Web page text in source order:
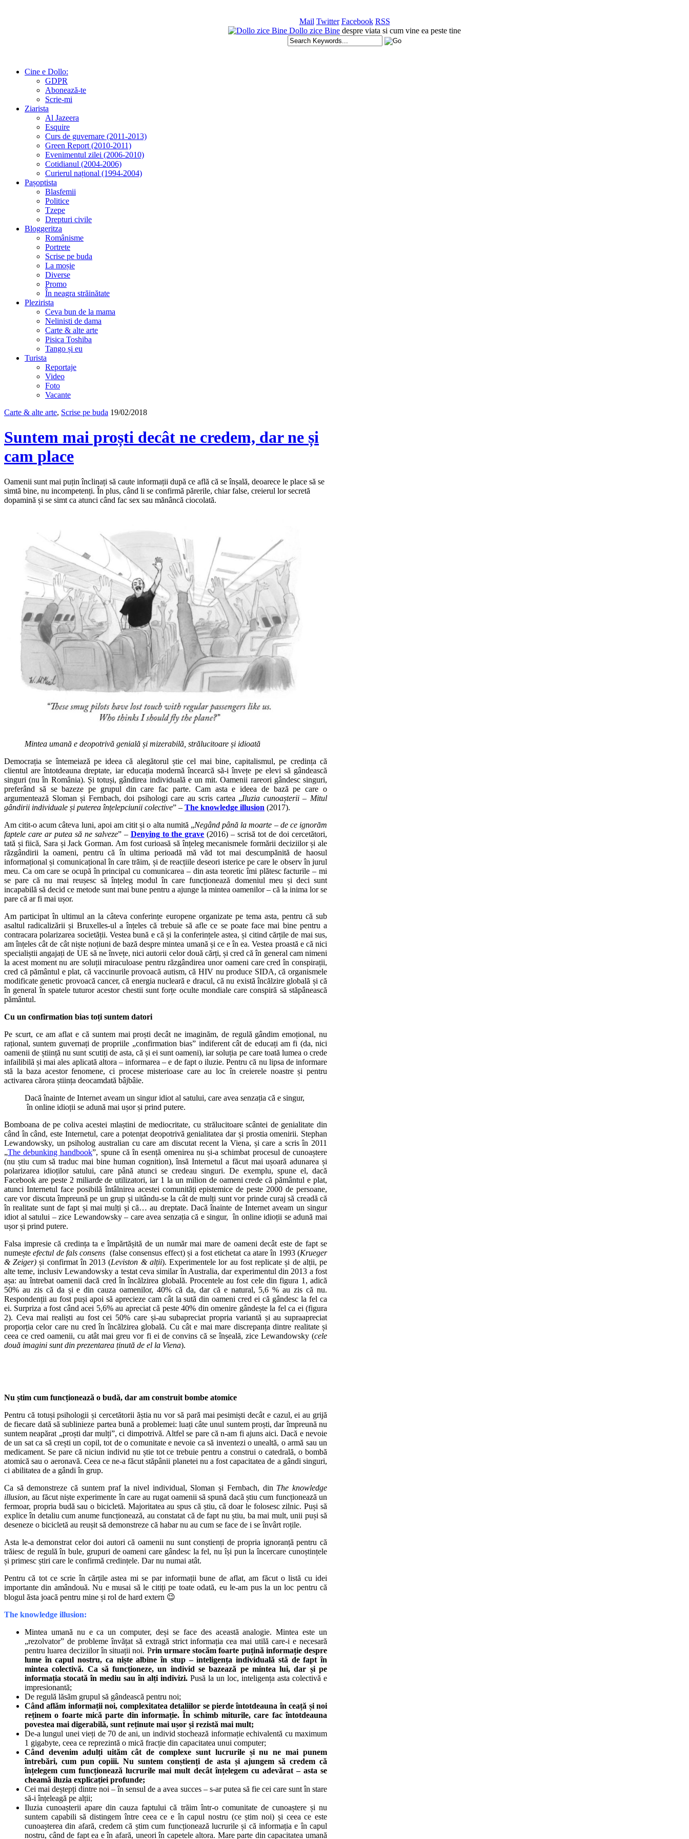
Mail Twitter Facebook RSS
Dollo zice Bine despre viata si cum vine ea peste tine
Cine e Dollo:
GDPR
Abonează-te
Scrie-mi
Ziarista
Al Jazeera
Esquire
Curs de guvernare (2011-2013)
Green Report (2010-2011)
Evenimentul zilei (2006-2010)
Cotidianul (2004-2006)
Curierul național (1994-2004)
Pașoptista
Blasfemii
Politice
Tzepe
Drepturi civile
Bloggeritza
Românisme
Portrete
Scrise pe buda
La moșie
Diverse
Promo
În neagra străinătate
Plezirista
Ceva bun de la mama
Nelinisti de dama
Carte & alte arte
Pisica Toshiba
Tango și eu
Turista
Reportaje
Video
Foto
Vacante
Carte & alte arte, Scrise pe buda 19/02/2018
Suntem mai proști decât ne credem, dar ne și
cam place
Oamenii sunt mai puțin înclinați să caute informații după ce află că se înșală, deoarece le place să se
simtă bine, nu incompetenți. În plus, când li se confirmă părerile, chiar false, creierul lor secretă
dopamină și se simt ca atunci când fac sex sau mănâncă ciocolată.
Mintea umană e deopotrivă genială și mizerabilă, strălucitoare și idioată
Democrația se întemeiază pe ideea că alegătorul știe cel mai bine, capitalismul, pe credința că
clientul are întotdeauna dreptate, iar educația modernă încearcă să-i învețe pe elevi să gândească
singuri (nu în România). Și totuși, gândirea individuală e un mit. Oamenii rareori gândesc singuri,
preferând să se bazeze pe grupul din care fac parte. Cam asta e ideea de bază pe care o
argumentează Sloman și Fernbach, doi psihologi care au scris cartea „Iluzia cunoașterii – Mitul
gândirii individuale și puterea înțelepciunii colective” – The knowledge illusion (2017).
Am citit-o acum câteva luni, apoi am citit și o alta numită „Negând până la moarte – de ce ignorăm
faptele care ar putea să ne salveze” – Denying to the grave (2016) – scrisă tot de doi cercetători,
tată și fiică, Sara și Jack Gorman. Am fost curioasă să înțeleg mecanismele formării deciziilor și ale
răzgândirii la oameni, pentru că în ultima perioadă mă văd tot mai descumpănită de haosul
informațional și comunicațional în care trăim, și de reacțiile deseori isterice pe care le observ în jurul
meu. Ca om care se ocupă în principal cu comunicarea – din asta teoretic îmi plătesc facturile – mi
se pare că nu mai reușesc să înțeleg modul în care funcționează domeniul meu și deci sunt
incapabilă să decid ce metode sunt mai bune pentru a ajunge la mintea oamenilor – că la inima lor se
pare că ar fi mai ușor.
Am participat în ultimul an la câteva conferințe europene organizate pe tema asta, pentru că sub
asaltul radicalizării și Bruxelles-ul a înțeles că trebuie să afle ce se poate face mai bine pentru a
contracara polarizarea societății. Vestea bună e că și la conferințele astea, și citind cărțile de mai sus,
am înțeles cât de cât niște noțiuni de bază despre mintea umană și ce e în ea. Vestea proastă e că nici
specialiștii angajați de UE să ne învețe, nici autorii celor două cărți, și cred că în general cam nimeni
la acest moment nu are soluții miraculoase pentru răzgândirea unor oameni care cred în conspirații,
cred că pământul e plat, că vaccinurile provoacă autism, că HIV nu produce SIDA, că organismele
modificate genetic provoacă cancer, că energia nucleară e dracul, că nu există încălzire globală și că
în general în spatele tuturor acestor chestii sunt forțe oculte mondiale care conspiră să stăpânească
pământul.
Cu un confirmation bias toți suntem datori
Pe scurt, ce am aflat e că suntem mai proști decât ne imaginăm, de regulă gândim emoțional, nu
rațional, suntem guvernați de propriile „confirmation bias” indiferent cât de educați am fi (da, nici
oamenii de știință nu sunt scutiți de asta, că și ei sunt oameni), iar soluția pe care toată lumea o crede
infailibilă și mai ales aplicată altora – informarea – e de fapt o iluzie. Pentru că nu lipsa de informare
stă la baza acestor fenomene, ci procese misterioase care au loc în creierele noastre și pentru
activarea cărora știința deocamdată bâjbâie.
Dacă înainte de Internet aveam un singur idiot al satului, care avea senzația că e singur,
în online idioții se adună mai ușor și prind putere.
Bomboana de pe coliva acestei mlaștini de mediocritate, cu strălucitoare scântei de genialitate din
când în când, este Internetul, care a potențat deopotrivă genialitatea dar și prostia omenirii. Stephan
Lewandowsky, un psiholog australian cu care am discutat recent la Viena, și care a scris în 2011
„The debunking handbook”, spune că în esență omenirea nu și-a schimbat procesul de cunoaștere
(nu știu cum să traduc mai bine human cognition), însă Internetul a făcut mai ușoară adunarea și
polarizarea idioților satului, care până atunci se credeau singuri. De exemplu, spune el, dacă
Facebook are peste 2 miliarde de utilizatori, iar 1 la un milion de oameni crede că pământul e plat,
atunci Internetul face posibilă întâlnirea acestei comunități epistemice de peste 2000 de persoane,
care vor discuta împreună pe un grup și uitându-se la cât de mulți sunt vor prinde curaj să creadă că
în realitate sunt de fapt și mai mulți și că… au dreptate. Dacă înainte de Internet aveam un singur
idiot al satului – zice Lewandowsky – care avea senzația că e singur, în online idioții se adună mai
ușor și prind putere.
Falsa impresie că credința ta e împărtășită de un număr mai mare de oameni decât este de fapt se
numeșteefectul de fals consens (false consensus effect) și a fost etichetat ca atare în 1993 (Krueger
& Zeiger) și confirmat în 2013 (Leviston & alții). Experimentele lor au fost replicate și de alții, pe
alte teme, inclusiv Lewandowsky a testat ceva similar în Australia, dar experimentul din 2013 a fost
așa: au întrebat oamenii dacă cred în încălzirea globală. Procentele au fost cele din figura 1, adică
50% au zis că da și e din cauza oamenilor, 40% că da, dar că e natural, 5,6 % au zis că nu.
Respondenții au fost puși apoi să aprecieze cam cât la sută din oameni cred ei că gândesc la fel ca
ei. Surpriza a fost când acei 5,6% au apreciat că peste 40% din omenire gândește la fel ca ei (figura
2). Ceva mai realiști au fost cei 50% care și-au subapreciat propria variantă și au supraapreciat
proporția celor care nu cred în încălzirea globală. Cu cât e mai mare discrepanța dintre realitate și
ceea ce cred oamenii, cu atât mai greu vor fi ei de convins că se înșeală, zice Lewandowsky (cele
două imagini sunt din prezentarea ținută de el la Viena).
Nu știm cum funcționează o budă, dar am construit bombe atomice
Pentru că totuși psihologii și cercetătorii ăștia nu vor să pară mai pesimiști decât e cazul, ei au grijă
de fiecare dată să sublinieze partea bună a problemei: luați câte unul suntem proști, dar împreună nu
suntem neapărat „proști dar mulți”, ci dimpotrivă. Altfel se pare că n-am fi ajuns aici. Dacă e nevoie
de un sat ca să crești un copil, tot de o comunitate e nevoie ca să inventezi o unealtă, o armă sau un
medicament. Se pare că niciun individ nu știe tot ce trebuie pentru a construi o catedrală, o bombă
atomică sau o aeronavă. Ceea ce ne-a făcut stăpânii planetei nu a fost capacitatea de a gândi singuri,
ci abilitatea de a gândi în grup.
Ca să demonstreze că suntem praf la nivel individual, Sloman și Fernbach, din The knowledge
illusion, au făcut niște experimente în care au rugat oamenii să spună dacă știu cum funcționează un
fermoar, propria budă sau o bicicletă. Majoritatea au spus că știu, că doar le folosesc zilnic. Puși să
explice în detaliu cum anume funcționează, au constatat că de fapt nu știu, ba mai mult, unii puși să
deseneze o bicicletă au reușit să demonstreze că habar nu au cum se face de i se învârt roțile.
Asta le-a demonstrat celor doi autori că oamenii nu sunt conștienți de propria ignoranță pentru că
trăiesc de regulă în bule, grupuri de oameni care gândesc la fel, nu își pun la încercare cunoștințele
și primesc știri care le confirmă credințele. Dar nu numai atât.
Pentru că tot ce scrie în cărțile astea mi se par informații bune de aflat, am făcut o listă cu idei
importante din amândouă. Nu e musai să le citiți pe toate odată, eu le-am pus la un loc pentru că
blogul ăsta joacă pentru mine și rol de hard extern 😉
The knowledge illusion:
Mintea umană nu e ca un computer, deși se face des această analogie. Mintea este un
„rezolvator” de probleme învățat să extragă strict informația cea mai utilă care-i e necesară
pentru luarea deciziilor în situații noi. Prin urmare stocăm foarte puțină informație despre
lume în capul nostru, ca niște albine în stup – inteligența individuală stă de fapt în
mintea colectivă. Ca să funcționeze, un individ se bazează pe mintea lui, dar și pe
informația stocată în mediu sau în alți indivizi. Pusă la un loc, inteligența asta colectivă e
impresionantă;
De regulă lăsăm grupul să gândească pentru noi;
Când aflăm informații noi, complexitatea detaliilor se pierde întotdeauna în ceață și noi
reținem o foarte mică parte din informație. În schimb miturile, care fac întotdeauna
povestea mai digerabilă, sunt reținute mai ușor și rezistă mai mult;
De-a lungul unei vieți de 70 de ani, un individ stochează informație echivalentă cu maximum
1 gigabyte, ceea ce reprezintă o mică fracție din capacitatea unui computer;
Când devenim adulți uităm cât de complexe sunt lucrurile și nu ne mai punem
întrebări, cum pun copiii. Nu suntem conștienți de asta și ajungem să credem că
înțelegem cum funcționează lucrurile mai mult decât înțelegem cu adevărat – asta se
cheamă iluzia explicației profunde;
Cei mai deștepți dintre noi – în sensul de a avea succes – s-ar putea să fie cei care sunt în stare
să-i înțeleagă pe alții;
Iluzia cunoașterii apare din cauza faptului că trăim într-o comunitate de cunoaștere și nu
suntem capabili să distingem între ceea ce e în capul nostru (ce știm noi) și ceea ce este
cunoașterea din afară, credem că știm cum funcționează lucrurile și că informația e în capul
nostru, când de fapt ea e în afară, uneori în capetele altora. Mare parte din capacitatea umană